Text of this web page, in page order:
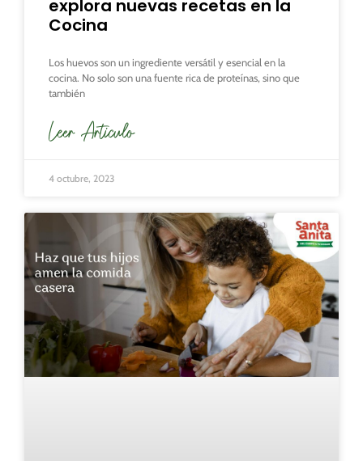
explora nuevas recetas en la
Cocina
Los huevos son un ingrediente versátil y esencial en la
cocina. No solo son una fuente rica de proteínas, sino que
también
Leer Articulo
4 octubre, 2023